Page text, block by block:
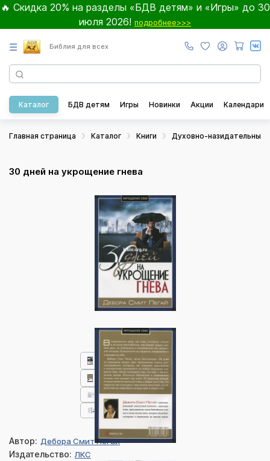
🔥 Скидка 20% на разделы «БДВ детям» и «Игры» до 30
июля 2026! подробнее>>>
☰ Библия для всех
Каталог БДВ детям Игры Новинки Акции Календари
Главная страница Каталог Книги Духовно-назидательные
30 дней на укрощение гнева
Автор: Дебора Смит Пегай
Издательство: ЛКС